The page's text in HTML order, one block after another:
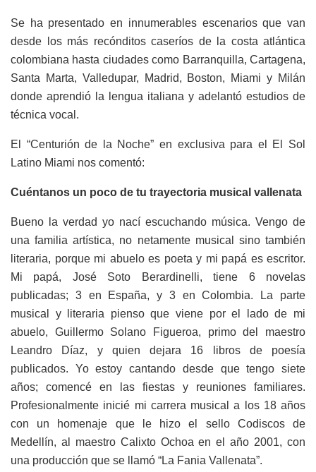
Se ha presentado en innumerables escenarios que van
desde los más recónditos caseríos de la costa atlántica
colombiana hasta ciudades como Barranquilla, Cartagena,
Santa Marta, Valledupar, Madrid, Boston, Miami y Milán
donde aprendió la lengua italiana y adelantó estudios de
técnica vocal.
El “Centurión de la Noche” en exclusiva para el El Sol
Latino Miami nos comentó:
Cuéntanos un poco de tu trayectoria musical vallenata
Bueno la verdad yo nací escuchando música. Vengo de
una familia artística, no netamente musical sino también
literaria, porque mi abuelo es poeta y mi papá es escritor.
Mi papá, José Soto Berardinelli, tiene 6 novelas
publicadas; 3 en España, y 3 en Colombia. La parte
musical y literaria pienso que viene por el lado de mi
abuelo, Guillermo Solano Figueroa, primo del maestro
Leandro Díaz, y quien dejara 16 libros de poesía
publicados. Yo estoy cantando desde que tengo siete
años; comencé en las fiestas y reuniones familiares.
Profesionalmente inicié mi carrera musical a los 18 años
con un homenaje que le hizo el sello Codiscos de
Medellín, al maestro Calixto Ochoa en el año 2001, con
una producción que se llamó “La Fania Vallenata”.